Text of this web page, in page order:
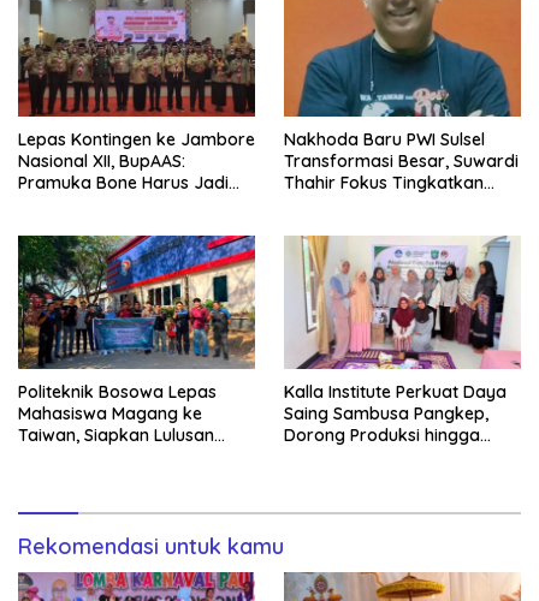
Lepas Kontingen ke Jambore
Nasional XII, BupAAS:
Pramuka Bone Harus Jadi
Nakhoda Baru PWI Sulsel
Transformasi Besar, Suwardi
Thahir Fokus Tingkatkan
Politeknik Bosowa Lepas
Mahasiswa Magang ke
Taiwan, Siapkan Lulusan
Kalla Institute Perkuat Daya
Saing Sambusa Pangkep,
Dorong Produksi hingga
Rekomendasi untuk kamu